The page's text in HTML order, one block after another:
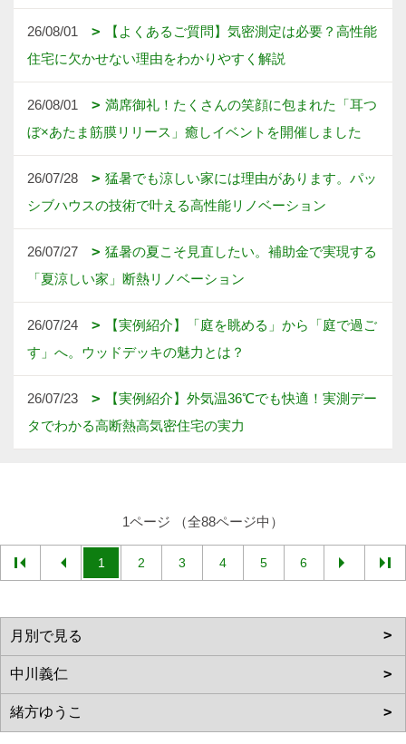
26/08/01
【よくあるご質問】気密測定は必要？高性能
住宅に欠かせない理由をわかりやすく解説
26/08/01
満席御礼！たくさんの笑顔に包まれた「耳つ
ぼ×あたま筋膜リリース」癒しイベントを開催しました
26/07/28
猛暑でも涼しい家には理由があります。パッ
シブハウスの技術で叶える高性能リノベーション
26/07/27
猛暑の夏こそ見直したい。補助金で実現する
「夏涼しい家」断熱リノベーション
26/07/24
【実例紹介】「庭を眺める」から「庭で過ご
す」へ。ウッドデッキの魅力とは？
26/07/23
【実例紹介】外気温36℃でも快適！実測デー
タでわかる高断熱高気密住宅の実力
1ページ （全88ページ中）
1 2 3 4 5 6